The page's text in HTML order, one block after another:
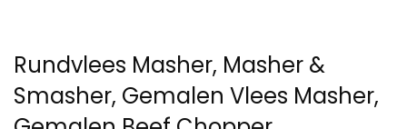
Rundvlees Masher, Masher &
Smasher, Gemalen Vlees Masher,